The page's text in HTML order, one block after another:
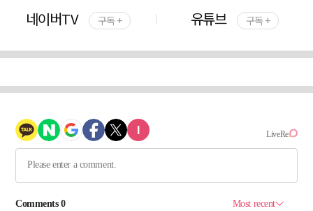
네이버TV 구독 + 유튜브 구독 +